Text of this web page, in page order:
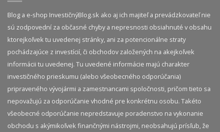
Blog a e-shop InvestičnýBlog.sk ako aj ich majiteľ a prevádzkovateľ nie
sú zodpovední za občasné chyby a nepresnosti obsiahnuté v obsahu
ktorejkoľvek tu uvedenej stránky, ani za potencionálne straty
pochádzajúce z investícií, či obchodov založených na akejkoľvek
informácii tu uvedenej. Tu uvedené informácie majú charakter
investičného prieskumu (alebo všeobecného odporúčania)
pripraveného vývojármi a zamestnancami spoločnosti, pričom tieto sa
nepovažujú za odporúčanie vhodné pre konkrétnu osobu. Takéto
všeobecné odporúčanie nepredstavuje poradenstvo na vykonanie
obchodu s akýmikoľvek finančnými nástrojmi, neobsahujú prísľub, že